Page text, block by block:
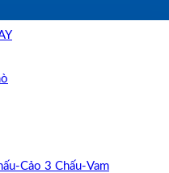
Cảo 3 Chấu-Vam